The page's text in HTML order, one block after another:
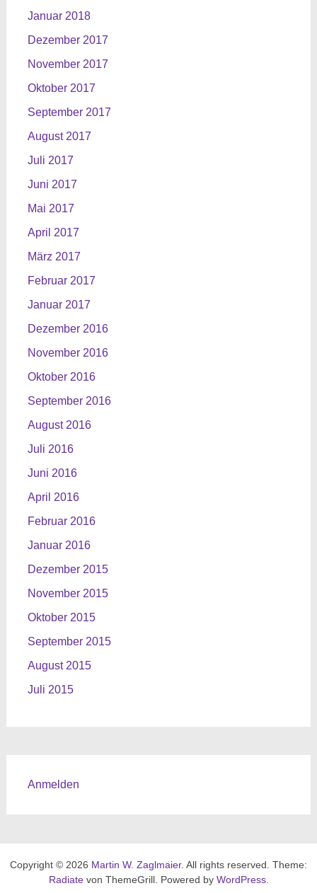
Januar 2018
Dezember 2017
November 2017
Oktober 2017
September 2017
August 2017
Juli 2017
Juni 2017
Mai 2017
April 2017
März 2017
Februar 2017
Januar 2017
Dezember 2016
November 2016
Oktober 2016
September 2016
August 2016
Juli 2016
Juni 2016
April 2016
Februar 2016
Januar 2016
Dezember 2015
November 2015
Oktober 2015
September 2015
August 2015
Juli 2015
Anmelden
Copyright © 2026 Martin W. Zaglmaier. All rights reserved. Theme:
Radiatevon ThemeGrill. Powered by WordPress.